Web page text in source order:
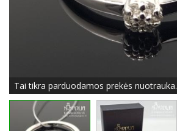
Tai tikra parduodamos prekės nuotrauka.